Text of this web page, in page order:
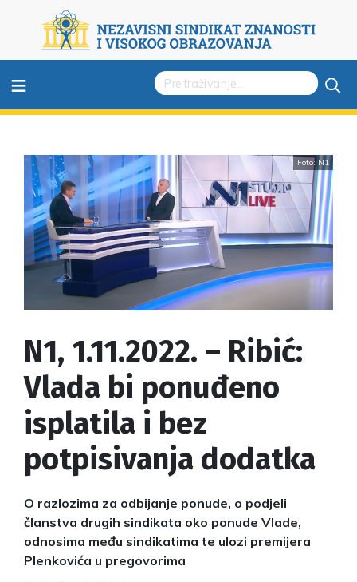
≡
Foto: N1
N1, 1.11.2022. – Ribić:
Vlada bi ponuđeno
isplatila i bez
potpisivanja dodatka
O razlozima za odbijanje ponude, o podjeli
članstva drugih sindikata oko ponude Vlade,
odnosima među sindikatima te ulozi premijera
Plenkovića u pregovorima